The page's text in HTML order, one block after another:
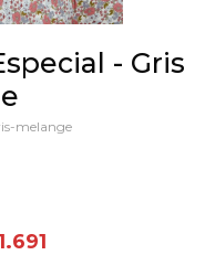
- Gris
melange